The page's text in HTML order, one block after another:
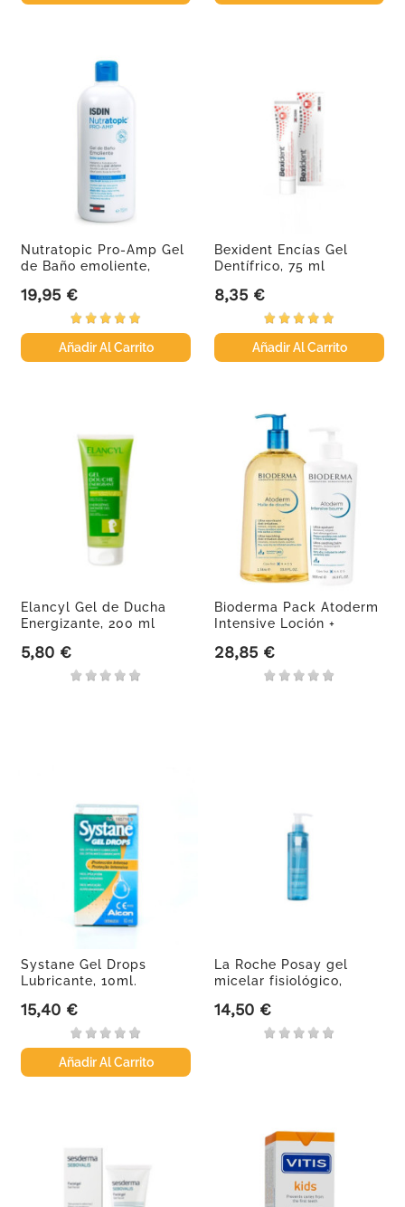
Nutratopic Pro-Amp Gel
de Baño emoliente,
Precio
19,95 €
Añadir Al Carrito
Bexident Encías Gel
Dentífrico, 75 ml
Precio
8,35 €
Añadir Al Carrito
Elancyl Gel de Ducha
Energizante, 200 ml
Precio
5,80 €
Bioderma Pack Atoderm
Intensive Loción +
Precio
28,85 €
Systane Gel Drops
Lubricante, 10ml.
Precio
15,40 €
Añadir Al Carrito
La Roche Posay gel
micelar fisiológico,
Precio
14,50 €